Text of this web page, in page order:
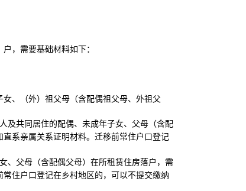
，需要基础材料如下：
、（外）祖父母（含配偶祖父母、外祖父
及共同居住的配偶、未成年子女、父母（含配
系亲属关系证明材料。迁移前常住户口登记
、父母（含配偶父母）在所租赁住房落户，需
住户口登记在乡村地区的，可以不提交缴纳